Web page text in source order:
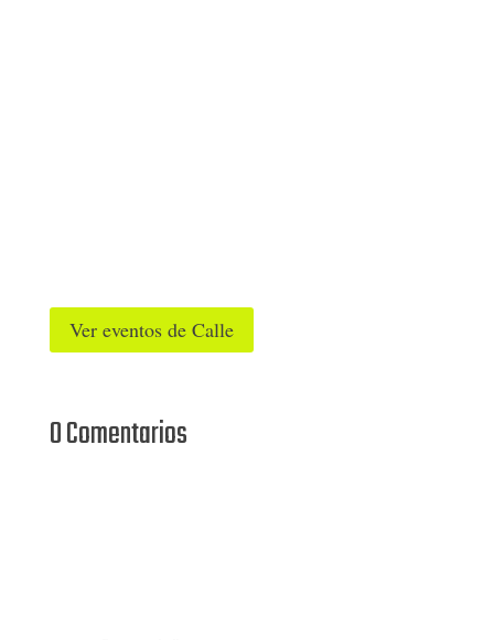
Ver eventos de Calle
0 Comentarios